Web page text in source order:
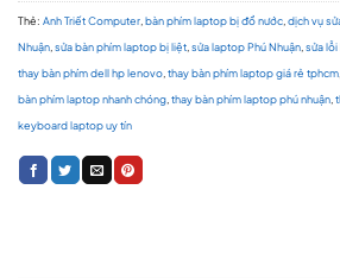
Thẻ: Anh Triết Computer,bàn phím laptop bị đổ nước,dịch vụ
Nhuận,sửa bàn phím laptop bị liệt,sửa laptop Phú Nhuận,sửa
thay bàn phím dell hp lenovo,thay bàn phím laptop giá rẻ tphcm,
bàn phím laptop nhanh chóng,thay bàn phím laptop phú nhuận,
keyboard laptop uy tín